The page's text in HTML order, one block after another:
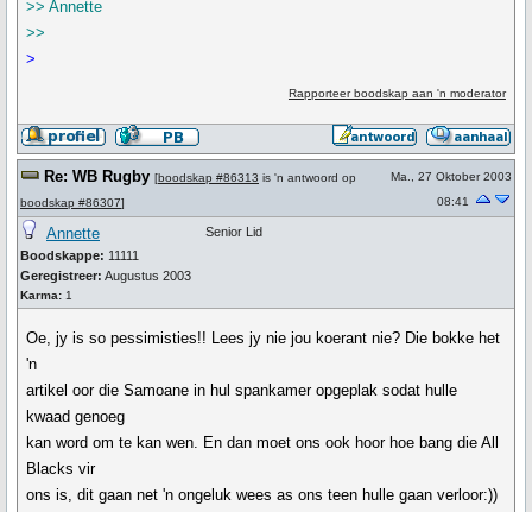
>> Annette
>>
>
Rapporteer boodskap aan 'n moderator
Re: WB Rugby [boodskap #86313 is 'n antwoord op
boodskap #86307]
Ma., 27 Oktober 2003
08:41
Annette
Boodskappe: 11111
Geregistreer: Augustus 2003
Karma: 1
Senior Lid
Oe, jy is so pessimisties!! Lees jy nie jou koerant nie? Die bokke het
'n
artikel oor die Samoane in hul spankamer opgeplak sodat hulle
kwaad genoeg
kan word om te kan wen. En dan moet ons ook hoor hoe bang die All
Blacks vir
ons is, dit gaan net 'n ongeluk wees as ons teen hulle gaan verloor:))